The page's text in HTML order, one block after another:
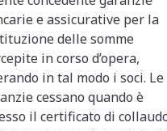
e assicurative per la
delle somme
in corso d’opera,
in tal modo i soci. Le
cessano quando è
il certificato di